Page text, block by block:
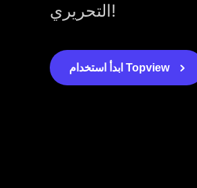
التحريري!
ابدأ استخدام Topview